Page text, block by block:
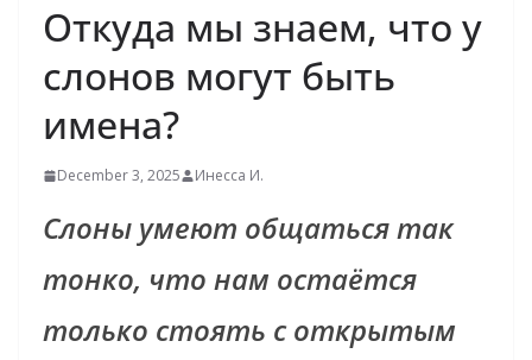
Откуда мы знаем, что у
слонов могут быть
имена?
December 3, 2025 Инесса И.
Слоны умеют общаться так
тонко, что нам остаётся
только стоять с открытым